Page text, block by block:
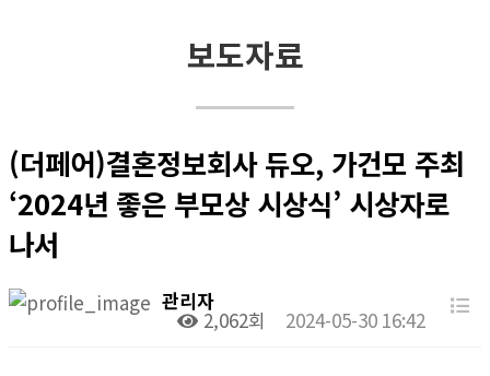
보도자료
(더페어) 결혼정보회사 듀오, 가건모 주최
‘2024년 좋은 부모상 시상식’ 시상자로
나서
관리자
2,062회 2024-05-30 16:42